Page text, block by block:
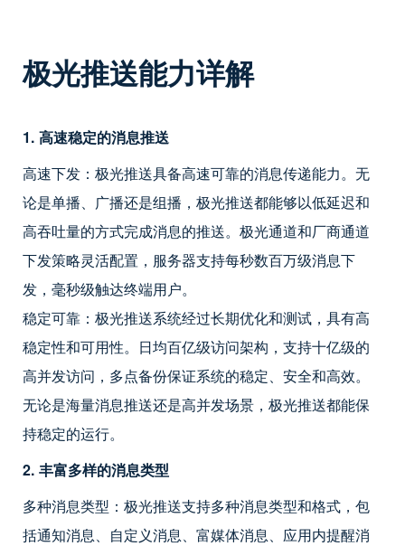
极光推送能力详解
1. 高速稳定的消息推送
高速下发：极光推送具备高速可靠的消息传递能力。无
论是单播、广播还是组播，极光推送都能够以低延迟和
高吞吐量的方式完成消息的推送。极光通道和厂商通道
下发策略灵活配置，服务器支持每秒数百万级消息下
发，毫秒级触达终端用户。
稳定可靠：极光推送系统经过长期优化和测试，具有高
稳定性和可用性。日均百亿级访问架构，支持十亿级的
高并发访问，多点备份保证系统的稳定、安全和高效。
无论是海量消息推送还是高并发场景，极光推送都能保
持稳定的运行。
2. 丰富多样的消息类型
多种消息类型：极光推送支持多种消息类型和格式，包
括通知消息、自定义消息、富媒体消息、应用内提醒消